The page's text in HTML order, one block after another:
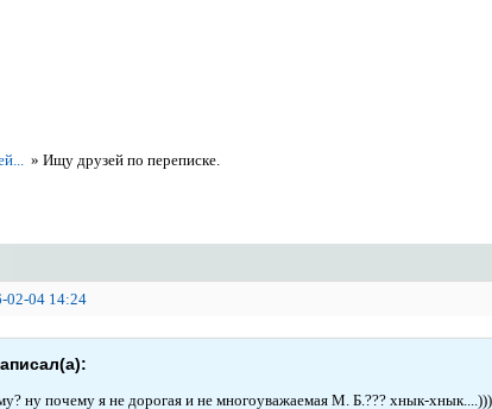
»Ищу друзей по переписке.
02-04 14:24
ну почему я не дорогая и не многоуважаемая М. Б.??? хнык-хнык....)))